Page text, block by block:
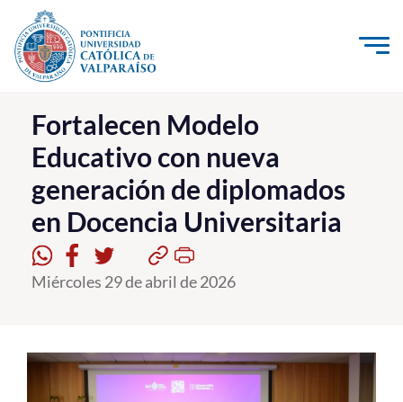
Click acá para ir directamente al contenido
La Universidad
Investigación, Creación e Innovación
PUCV Internacional
Vinculación con el Medio
Admisión
Postgrado
Formación Continua
Fortalecen Modelo
Educativo con nueva
generación de diplomados
en Docencia Universitaria
Miércoles 29 de abril de 2026